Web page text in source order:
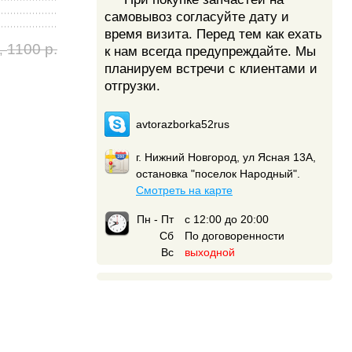
самовывоз согласуйте дату и
время визита. Перед тем как ехать
к нам всегда предупреждайте. Мы
планируем встречи с клиентами и
отгрузки.
avtorazborka52rus
г. Нижний Новгород, ул Ясная 13А,
остановка "поселок Народный".
Смотреть на карте
Пн - Пт
с 12:00 до 20:00
Сб
По договоренности
Вс
выходной
1100 р.